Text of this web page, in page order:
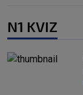
N1 KVIZ